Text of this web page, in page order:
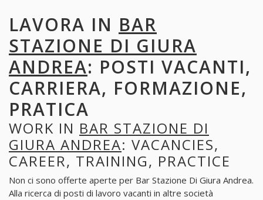
LAVORA IN BAR
STAZIONE DI GIURA
ANDREA: POSTI VACANTI,
CARRIERA, FORMAZIONE,
PRATICA
WORK IN BAR STAZIONE DI
GIURA ANDREA: VACANCIES,
CAREER, TRAINING, PRACTICE
Non ci sono offerte aperte per Bar Stazione Di Giura Andrea.
Alla ricerca di posti di lavoro vacanti in altre società